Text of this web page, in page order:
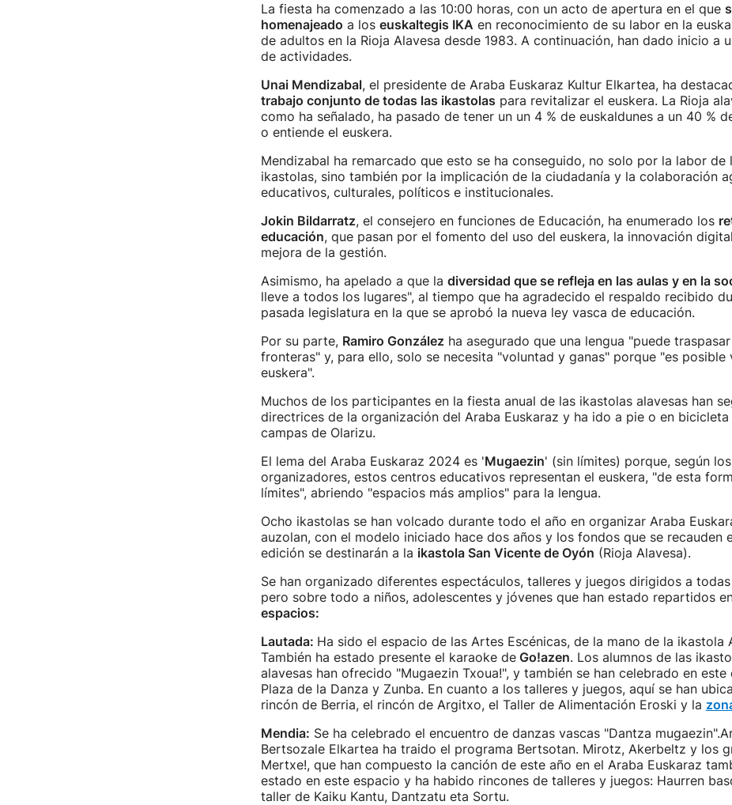
La fiesta ha comenzado a las 10:00 horas, con un acto de apertura en el que
homenajeado a los euskaltegis IKA en reconocimiento de su labor en la
de adultos en la Rioja Alavesa desde 1983. A continuación, han dado inicio a
de actividades.
Unai Mendizabal, el presidente de Araba Euskaraz Kultur Elkartea, ha
trabajo conjunto de todas las ikastolas para revitalizar el euskera. La Rioja
como ha señalado, ha pasado de tener un un 4 % de euskaldunes a un 40 %
o entiende el euskera.
Mendizabal ha remarcado que esto se ha conseguido, no solo por la labor de
ikastolas, sino también por la implicación de la ciudadanía y la colaboración
educativos, culturales, políticos e institucionales.
Jokin Bildarratz, el consejero en funciones de Educación, ha enumerado los
educación, que pasan por el fomento del uso del euskera, la innovación
mejora de la gestión.
Asimismo, ha apelado a que la diversidad que se refleja en las aulas y en la
lleve a todos los lugares", al tiempo que ha agradecido el respaldo recibido
pasada legislatura en la que se aprobó la nueva ley vasca de educación.
Por su parte, Ramiro Gonzálezha asegurado que una lengua "puede
fronteras" y, para ello, solo se necesita "voluntad y ganas" porque "es posible
euskera".
Muchos de los participantes en la fiesta anual de las ikastolas alavesas han
directrices de la organización del Araba Euskaraz y ha ido a pie o en bicicleta
campas de Olarizu.
El lema del Araba Euskaraz 2024 es 'Mugaezin' (sin límites) porque, según los
organizadores, estos centros educativos representan el euskera, "de esta
límites", abriendo "espacios más amplios" para la lengua.
Ocho ikastolas se han volcado durante todo el año en organizar Araba
auzolan, con el modelo iniciado hace dos años y los fondos que se recauden
edición se destinarán a la ikastola San Vicente de Oyón (Rioja Alavesa).
Se han organizado diferentes espectáculos, talleres y juegos dirigidos a
pero sobre todo a niños, adolescentes y jóvenes que han estado repartidos
espacios:
Lautada: Ha sido el espacio de las Artes Escénicas, de la mano de la ikastola
También ha estado presente el karaoke deGo!azen. Los alumnos de las
alavesas han ofrecido "Mugaezin Txoua!", y también se han celebrado en este
Plaza de la Danza y Zunba. En cuanto a los talleres y juegos, aquí se han
rincón de Berria, el rincón de Argitxo, el Taller de Alimentación Eroski y la
Mendia: Se ha celebrado el encuentro de danzas vascas "Dantza
Bertsozale Elkartea ha traido el programa Bertsotan. Mirotz, Akerbeltz y los
Mertxe!, que han compuesto la canción de este año en el Araba Euskaraz
estado en este espacio y ha habido rincones de talleres y juegos: Haurren
taller de Kaiku Kantu, Dantzatu eta Sortu.